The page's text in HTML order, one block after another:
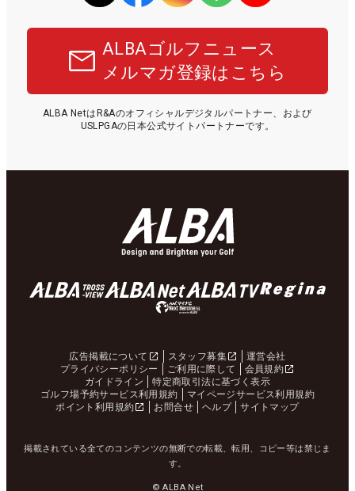
ALBAゴルフニュース
メルマガ登録はこちら
ALBA NetはR&Aのオフィシャルデジタルパートナー、および
USLPGAの日本公式サイトパートナーです。
広告掲載について スタッフ募集
運営会社
プライバシーポリシー
ご利用に際して
会員規約
ガイドライン
特定商取引法に基づく表示
ゴルフ場予約サービス利用規約
マイページサービス利用規約
ポイント利用規約
お問合せ ヘルプ サイトマップ
掲載されている全てのコンテンツの無断での転載、転用、コピー等は禁じま
す。
© ALBA Net